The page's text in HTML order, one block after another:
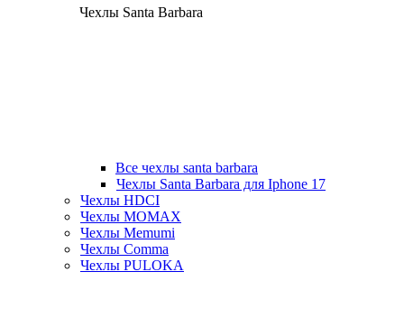
Чехлы Santa Barbara
Все чехлы santa barbara
Чехлы Santa Barbara для Iphone 17
Чехлы HDCI
Чехлы MOMAX
Чехлы Memumi
Чехлы Comma
Чехлы PULOKA